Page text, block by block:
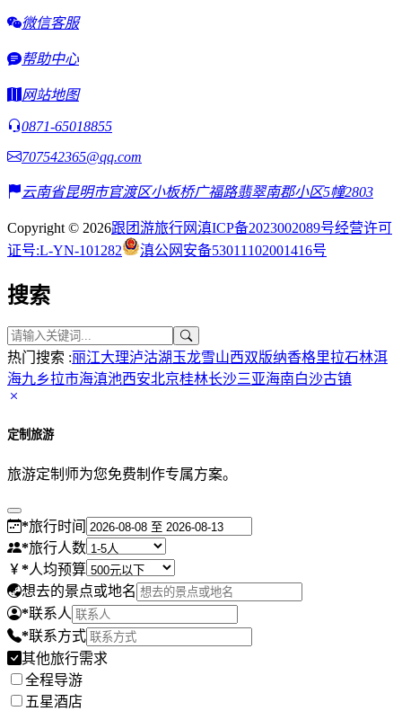
微信客服
帮助中心
网站地图
0871-65018855
707542365@qq.com
云南省昆明市官渡区小板桥广福路翡翠南郡小区5幢2803
Copyright © 2026跟团游旅行网滇ICP备2023002089号经营许可
证号:L-YN-101282
滇公网安备53011102001416号
搜索
热门搜索 :丽江大理泸沽湖 玉龙雪山西双版纳香格里拉石林洱
海九乡拉市海滇池西安北京桂林长沙三亚海南 白沙古镇
定制旅游
旅游定制师为您免费制作专属方案。
*旅行时间
*旅行人数
*人均预算
想去的景点或地名
*联系人
*联系方式
其他旅行需求
全程导游
五星酒店